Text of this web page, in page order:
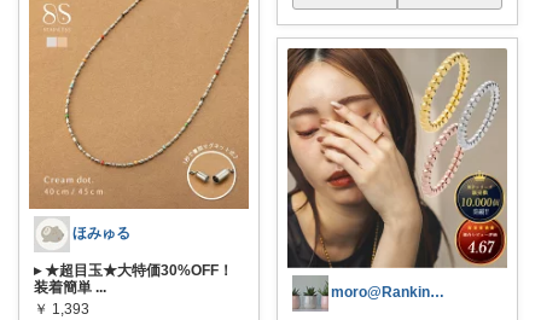
ほみゅる
▸ ★超目玉★大特価30%OFF！
装着簡単 ...
￥ 1,393
moro@Ranking ROOM